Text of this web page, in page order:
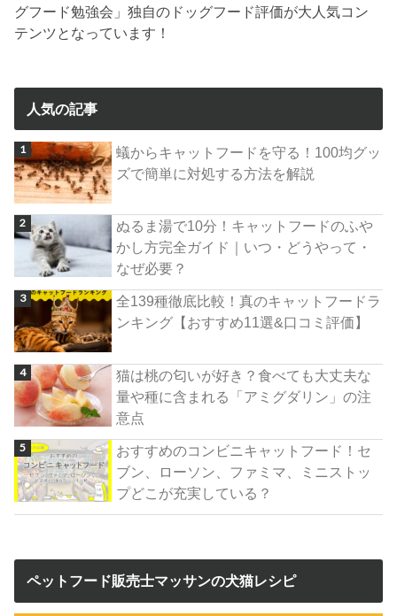
グフード勉強会」独自のドッグフード評価が大人気コン
テンツとなっています！
人気の記事
蟻からキャットフードを守る！100均グッ
ズで簡単に対処する方法を解説
ぬるま湯で10分！キャットフードのふや
かし方完全ガイド｜いつ・どうやって・
なぜ必要？
全139種徹底比較！真のキャットフードラ
ンキング【おすすめ11選&口コミ評価】
猫は桃の匂いが好き？食べても大丈夫な
量や種に含まれる「アミグダリン」の注
意点
おすすめのコンビニキャットフード！セ
ブン、ローソン、ファミマ、ミニストッ
プどこが充実している？
ペットフード販売士マッサンの犬猫レシピ